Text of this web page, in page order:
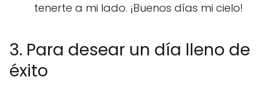
tenerte a mi lado. ¡Buenos días mi cielo!
3. Para desear un día lleno de
éxito